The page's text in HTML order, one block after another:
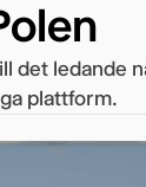
det ledande
plattform.